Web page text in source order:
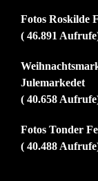
Fotos Roskilde
( 46.891
Julemarkedet
( 40.658
Fotos Tonder
( 40.488